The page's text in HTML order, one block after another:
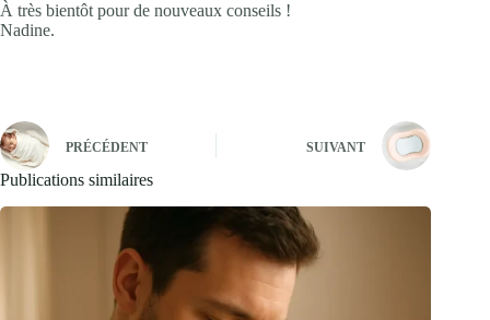
À très bientôt pour de nouveaux conseils !
Nadine.
PRÉCÉDENT SUIVANT
Publications similaires